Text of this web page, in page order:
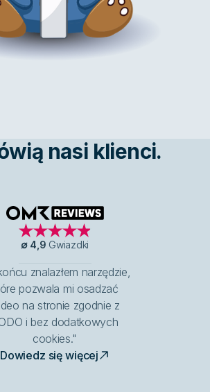
nasi klienci.
OMR Reviews
∅ 4,9 Gwiazdki
znalazłem narzędzie,
pozwala mi osadzać
na stronie zgodnie z
i bez dodatkowych
cookies."
Dowiedz się więcej